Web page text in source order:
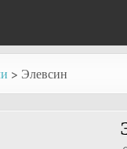
> Элевсин